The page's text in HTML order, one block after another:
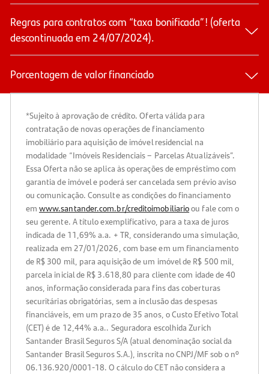
Regras para contratos com “taxa bonificada”! (oferta
descontinuada em 24/07/2024).
Porcentagem de valor financiado
*Sujeito à aprovação de crédito. Oferta válida para
contratação de novas operações de financiamento
imobiliário para aquisição de imóvel residencial na
modalidade “Imóveis Residenciais – Parcelas Atualizáveis”.
Essa Oferta não se aplica às operações de empréstimo com
garantia de imóvel e poderá ser cancelada sem prévio aviso
ou comunicação. Consulte as condições do financiamento
em www.santander.com.br/creditoimobiliarioou fale com o
seu gerente. A título exemplificativo, para a taxa de juros
indicada de 11,69% a.a. + TR, considerando uma simulação,
realizada em 27/01/2026, com base em um financiamento
de R$ 300 mil, para aquisição de um imóvel de R$ 500 mil,
parcela inicial de R$ 3.618,80 para cliente com idade de 40
anos, informação considerada para fins das coberturas
securitárias obrigatórias, sem a inclusão das despesas
financiáveis, em um prazo de 35 anos, o Custo Efetivo Total
(CET) é de 12,44% a.a.. Seguradora escolhida Zurich
Santander Brasil Seguros S/A (atual denominação social da
Santander Brasil Seguros S.A.), inscrita no CNPJ/MF sob o nº
06.136.920/0001-18. O cálculo do CET não considera a